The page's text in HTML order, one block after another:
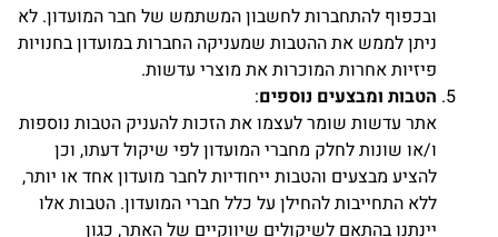
ובכפוף להתחברות לחשבון המשתמש של חבר המועדון. לא
ניתן לממש את ההטבות שמעניקה החברות במועדון בחנויות
פיזיות אחרות המוכרות את מוצרי עדשות.
הטבות ומבצעים נוספים:
אתר עדשות שומר לעצמו את הזכות להעניק הטבות נוספות
ו/או שונות לחלק מחברי המועדון לפי שיקול דעתו, וכן
להציע מבצעים והטבות ייחודיות לחבר מועדון אחד או יותר,
ללא התחייבות להחילן על כלל חברי המועדון. הטבות אלו
יינתנו בהתאם לשיקולים שיווקיים של האתר, כגון